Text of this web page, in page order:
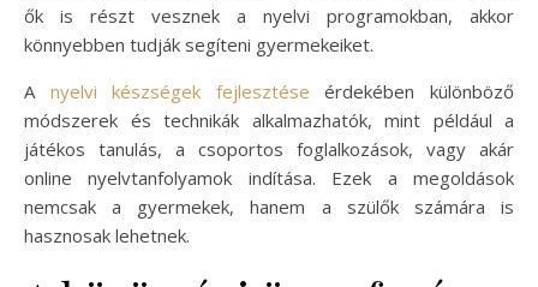
ők is részt vesznek a nyelvi programokban, akkor
könnyebben tudják segíteni gyermekeiket.
A nyelvi készségek fejlesztése érdekében különböző
módszerek és technikák alkalmazhatók, mint például a
játékos tanulás, a csoportos foglalkozások, vagy akár
online nyelvtanfolyamok indítása. Ezek a megoldások
nemcsak a gyermekek, hanem a szülők számára is
hasznosak lehetnek.